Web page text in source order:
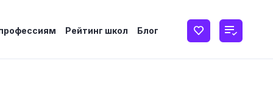
Рейтинг школ Блог